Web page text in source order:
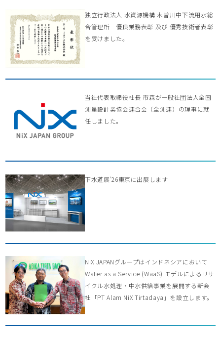
独立行政法人 水資源機構 木曽川中下流用水総
合管理所 優良業務表彰 及び 優秀技術者表彰
を受けました。
当社代表取締役社長 市森が一般社団法人全国
測量設計業協会連合会（全測連）の理事に就
任しました。
下水道展’26東京に出展します
NiX JAPANグループはインドネシアにおいて
Water as a Service (WaaS) モデルによるリサ
イクル水処理・中水供給事業を展開する新会
社「PT Alam NiX Tirtadaya」を設立します。